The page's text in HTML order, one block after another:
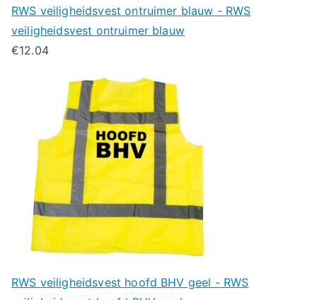
RWS veiligheidsvest ontruimer blauw - RWS
veiligheidsvest ontruimer blauw
€12.04
RWS veiligheidsvest hoofd BHV geel - RWS